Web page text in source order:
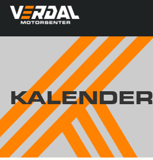
KALENDER